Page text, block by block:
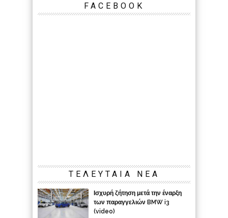
FACEBOOK
ΤΕΛΕΥΤΑΙΑ ΝΕΑ
Ισχυρή ζήτηση μετά την έναρξη
των παραγγελιών BMW i3
(video)